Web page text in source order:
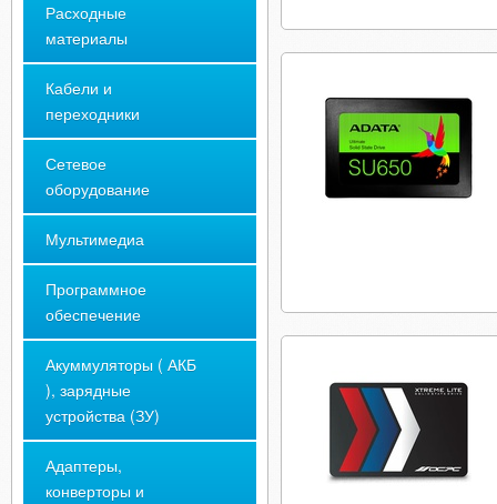
Расходные
материалы
Кабели и
переходники
Сетевое
оборудование
Мультимедиа
Программное
обеспечение
Акуммуляторы ( АКБ
), зарядные
устройства (ЗУ)
Адаптеры,
конверторы и